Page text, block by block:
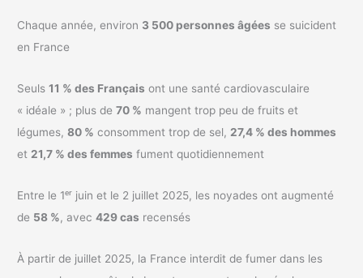
Chaque année, environ 3 500 personnes âgées se suicident
en France
Seuls11 % des Français ont une santé cardiovasculaire
« idéale » ; plus de70 % mangent trop peu de fruits et
légumes,80 % consomment trop de sel, 27,4 % des hommes
et 21,7 % des femmes fument quotidiennement
Entre le 1ᵉʳ juin et le 2 juillet 2025, les noyades ont augmenté
de 58 %, avec429 cas recensés
À partir de juillet 2025, la France interdit de fumer dans les